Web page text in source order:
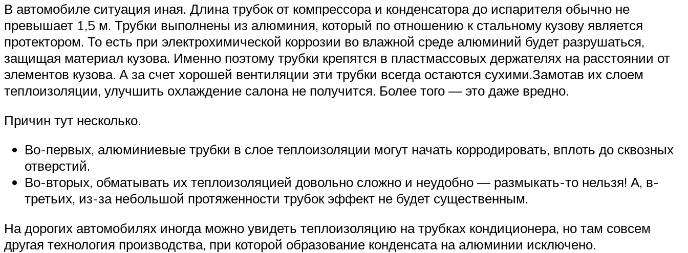
В автомобиле ситуация иная. Длина трубок от компрессора и конденсатора до испарителя обычно не
превышает 1,5 м. Трубки выполнены из алюминия, который по отношению к стальному кузову является
протектором. То есть при электрохимической коррозии во влажной среде алюминий будет разрушаться,
защищая материал кузова. Именно поэтому трубки крепятся в пластмассовых держателях на расстоянии от
элементов кузова. А за счет хорошей вентиляции эти трубки всегда остаются сухими.Замотав их слоем
теплоизоляции, улучшить охлаждение салона не получится. Более того — это даже вредно.
Причин тут несколько.
Во-первых, алюминиевые трубки в слое теплоизоляции могут начать корродировать, вплоть до сквозных
отверстий.
Во-вторых, обматывать их теплоизоляцией довольно сложно и неудобно — размыкать-то нельзя! А, в-
третьих, из-за небольшой протяженности трубок эффект не будет существенным.
На дорогих автомобилях иногда можно увидеть теплоизоляцию на трубках кондиционера, но там совсем
другая технология производства, при которой образование конденсата на алюминии исключено.